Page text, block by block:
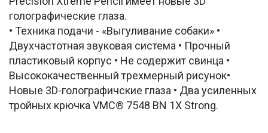
голографические глаза.
• Техника подачи - «Выгуливание собаки» •
Двухчастотная звуковая система • Прочный
пластиковый корпус • Не содержит свинца •
Высококачественный трехмерный рисунок•
Новые 3D-голографичские глаза • Два усиленных
тройных крючка VMC® 7548 BN 1X Strong.